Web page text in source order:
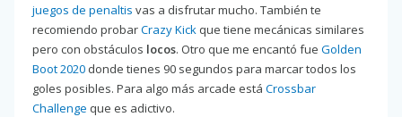
juegos de penaltis vas a disfrutar mucho. También te
recomiendo probarCrazy Kick que tiene mecánicas similares
pero con obstáculos locos. Otro que me encantó fue Golden
Boot 2020 donde tienes 90 segundos para marcar todos los
goles posibles. Para algo más arcade está Crossbar
Challenge que es adictivo.